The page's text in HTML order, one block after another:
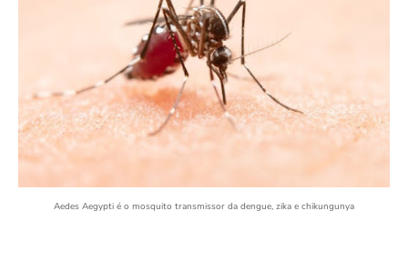
Aedes Aegypti é o mosquito transmissor da dengue, zika e chikungunya